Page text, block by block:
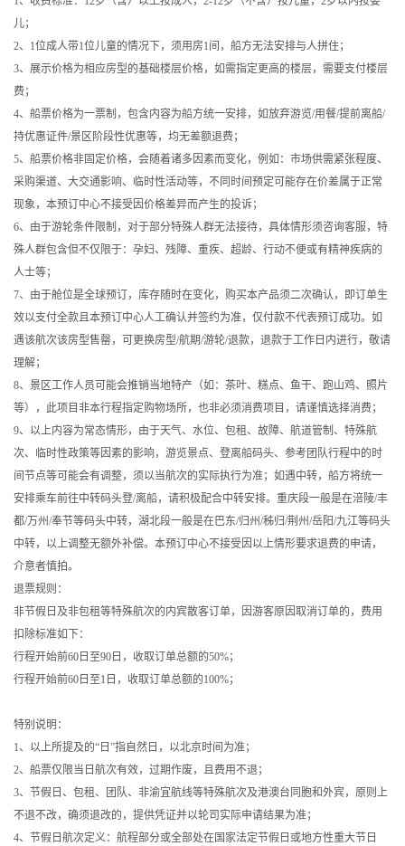
儿；
2、1位成人带1位儿童的情况下，须用房1间，船方无法安排与人拼住；
3、展示价格为相应房型的基础楼层价格，如需指定更高的楼层，需要支付楼层
费；
4、船票价格为一票制，包含内容为船方统一安排，如放弃游览/用餐/提前离船/
持优惠证件/景区阶段性优惠等，均无差额退费；
5、船票价格非固定价格，会随着诸多因素而变化，例如：市场供需紧张程度、
采购渠道、大交通影响、临时性活动等，不同时间预定可能存在价差属于正常
现象，本预订中心不接受因价格差异而产生的投诉；
6、由于游轮条件限制，对于部分特殊人群无法接待，具体情形须咨询客服，特
殊人群包含但不仅限于：孕妇、残障、重疾、超龄、行动不便或有精神疾病的
人士等；
7、由于舱位是全球预订，库存随时在变化，购买本产品须二次确认，即订单生
效以支付全款且本预订中心人工确认并签约为准，仅付款不代表预订成功。如
遇该航次该房型售罄，可更换房型/航期/游轮/退款，退款于工作日内进行，敬请
理解；
8、景区工作人员可能会推销当地特产（如：茶叶、糕点、鱼干、跑山鸡、照片
等），此项目非本行程指定购物场所，也非必须消费项目，请谨慎选择消费；
9、以上内容为常态情形，由于天气、水位、包租、故障、航道管制、特殊航
次、临时性政策等因素的影响，游览景点、登离船码头、参考团队行程中的时
间节点等可能会有调整，须以当航次的实际执行为准；如遇中转，船方将统一
安排乘车前往中转码头登/离船，请积极配合中转安排。重庆段一般是在涪陵/丰
都/万州/奉节等码头中转，湖北段一般是在巴东/归州/秭归/荆州/岳阳/九江等码头
中转，以上调整无额外补偿。本预订中心不接受因以上情形要求退费的申请，
介意者慎拍。
退票规则：
非节假日及非包租等特殊航次的内宾散客订单，因游客原因取消订单的，费用
扣除标准如下：
行程开始前60日至90日，收取订单总额的50%；
行程开始前60日至1日，收取订单总额的100%；
特别说明：
1、以上所提及的“日”指自然日，以北京时间为准；
2、船票仅限当日航次有效，过期作废，且费用不退；
3、节假日、包租、团队、非渝宜航线等特殊航次及港澳台同胞和外宾，原则上
不退不改，确须退改的，提供凭证并以轮司实际申请结果为准；
4、节假日航次定义：航程部分或全部处在国家法定节假日或地方性重大节日